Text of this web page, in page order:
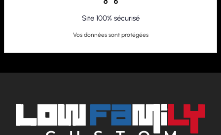
Site 100% sécurisé
Vos données sont protégées